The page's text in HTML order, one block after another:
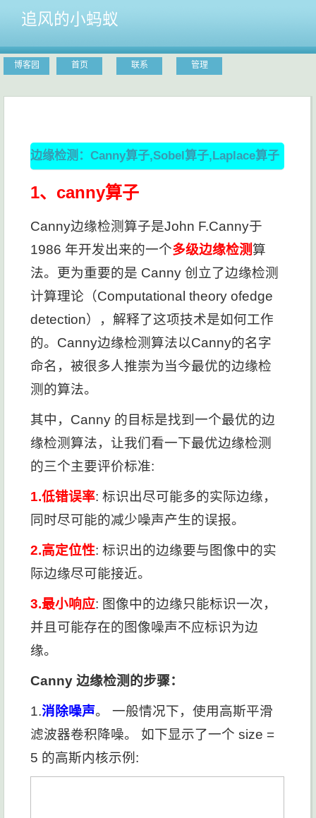
追风的小蚂蚁
博客园 首页 联系 管理
边缘检测：Canny算子,Sobel算子,Laplace算子
1、canny算子
Canny边缘检测算子是John F.Canny于
1986 年开发出来的一个多级边缘检测算
法。更为重要的是 Canny 创立了边缘检测
计算理论（Computational theory ofedge
detection），解释了这项技术是如何工作
的。Canny边缘检测算法以Canny的名字
命名，被很多人推崇为当今最优的边缘检
测的算法。
其中，Canny 的目标是找到一个最优的边
缘检测算法，让我们看一下最优边缘检测
的三个主要评价标准:
1.低错误率: 标识出尽可能多的实际边缘，
同时尽可能的减少噪声产生的误报。
2.高定位性: 标识出的边缘要与图像中的实
际边缘尽可能接近。
3.最小响应: 图像中的边缘只能标识一次，
并且可能存在的图像噪声不应标识为边
缘。
Canny 边缘检测的步骤：
1.消除噪声。 一般情况下，使用高斯平滑
滤波器卷积降噪。 如下显示了一个 size =
5 的高斯内核示例: